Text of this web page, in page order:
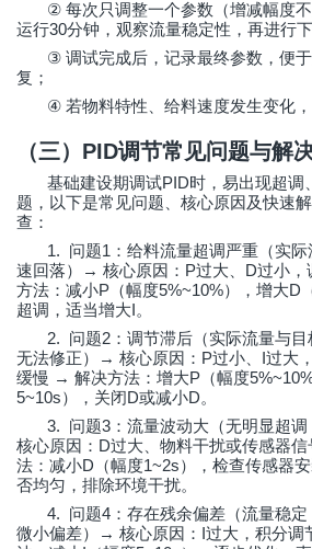
② 每次只调整一个参数（增减幅度
运行30分钟，观察流量稳定性，再进行
③ 调试完成后，记录最终参数，便
复；
④ 若物料特性、给料速度发生变化
（三） PID调节常见问题与解
基础建设期调试PID时，易出现超调
题，以下是常见问题、核心原因及快速
查：
1. 问题1 ：给料流量超调严重（实
速回落）
→ 核心原因： P过大、 D过小，
方法：减小P （幅度5%~10%），增大D
超调，适当增大I。
2. 问题2 ：调节滞后（实际流量与
无法修正）
→ 核心原因： P过小、 I过大
缓慢 → 解决方法：增大P （幅度
5~10s），关闭D或减小D。
3. 问题3 ：流量波动大（无明显超调
核心原因： D过大、物料干扰或传感器信
法：减小D （幅度1~2s），检查传感器
否均匀，排除环境干扰。
4. 问题4 ：存在残余偏差（流量稳
微小偏差）
→ 核心原因： I过大，积分调